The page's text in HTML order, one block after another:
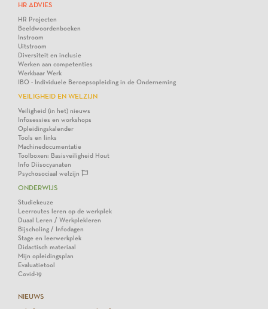
HR ADVIES
HR Projecten
Beeldwoordenboeken
Instroom
Uitstroom
Diversiteit en inclusie
Werken aan competenties
Werkbaar Werk
IBO - Individuele Beroepsopleiding in de Onderneming
VEILIGHEID EN WELZIJN
Veiligheid (in het) nieuws
Infosessies en workshops
Opleidingskalender
Tools en links
Machinedocumentatie
Toolboxen: Basisveiligheid Hout
Info Diisocyanaten
Psychosociaal welzijn
ONDERWIJS
Studiekeuze
Leerroutes leren op de werkplek
Duaal Leren / Werkplekleren
Bijscholing / Infodagen
Stage en leerwerkplek
Didactisch materiaal
Mijn opleidingsplan
Evaluatietool
Covid-19
NIEUWS